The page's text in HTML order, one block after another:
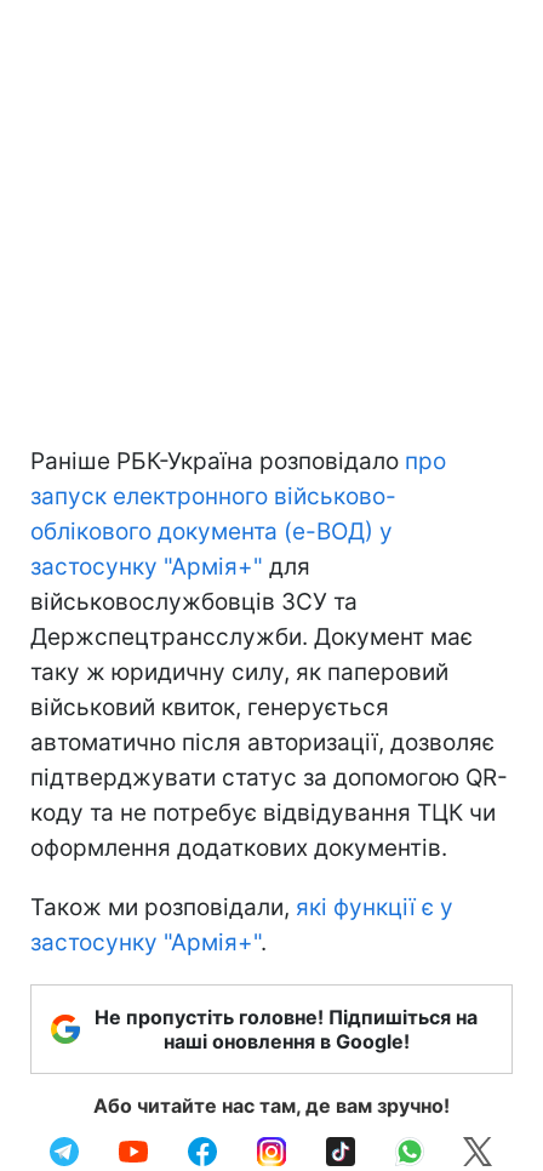
Раніше РБК-Україна розповідало про
запуск електронного військово-
облікового документа (е-ВОД) у
застосунку "Армія+" для
військовослужбовців ЗСУ та
Держспецтрансслужби. Документ має
таку ж юридичну силу, як паперовий
військовий квиток, генерується
автоматично після авторизації, дозволяє
підтверджувати статус за допомогою QR-
коду та не потребує відвідування ТЦК чи
оформлення додаткових документів.
Також ми розповідали, які функції є у
застосунку "Армія+".
Не пропустіть головне! Підпишіться на
наші оновлення в Google!
Або читайте нас там, де вам зручно!